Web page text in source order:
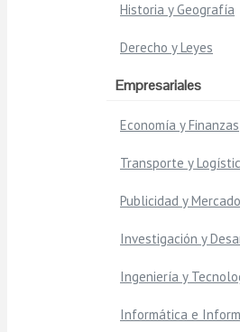
Historia y Geografía
Derecho y Leyes
Empresariales
Economía y Finanzas
Transporte y
Publicidad y
Investigación y
Ingeniería y
Informática e